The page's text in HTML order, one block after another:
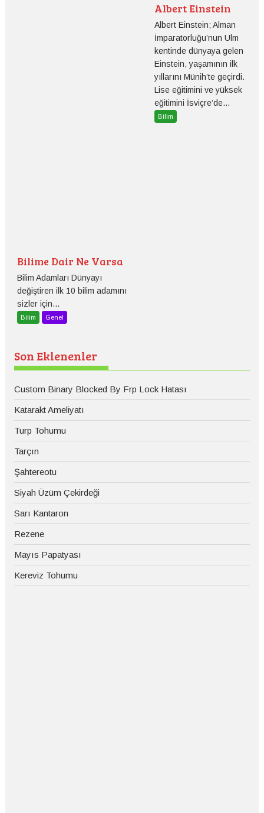
Albert Einstein
Albert Einstein; Alman
İmparatorluğu’nun Ulm
kentinde dünyaya gelen
Einstein, yaşamının ilk
yıllarını Münih’te geçirdi.
Lise eğitimini ve yüksek
eğitimini İsviçre’de...
Bilim
Bilime Dair Ne Varsa
Bilim Adamları Dünyayı
değiştiren ilk 10 bilim adamını
sizler için...
Bilim Genel
Son Eklenenler
Custom Binary Blocked By Frp Lock Hatası
Katarakt Ameliyatı
Turp Tohumu
Tarçın
Şahtereotu
Siyah Üzüm Çekirdeği
Sarı Kantaron
Rezene
Mayıs Papatyası
Kereviz Tohumu